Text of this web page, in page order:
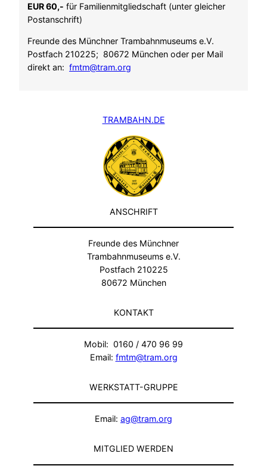
EUR 60,- für Familienmitgliedschaft (unter gleicher
Postanschrift)
Freunde des Münchner Trambahnmuseums e.V.
Postfach 210225; 80672 München oder per Mail
direkt an: fmtm@tram.org
TRAMBAHN.DE
ANSCHRIFT
Freunde des Münchner
Trambahnmuseums e.V.
Postfach 210225
80672 München
KONTAKT
Mobil: 0160 / 470 96 99
Email: fmtm@tram.org
WERKSTATT-GRUPPE
Email: ag@tram.org
MITGLIED WERDEN